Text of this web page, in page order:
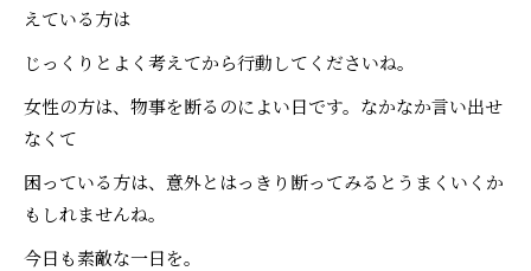
えている方は
じっくりとよく考えてから行動してくださいね。
女性の方は、物事を断るのによい日です。なかなか言い出せ
なくて
困っている方は、意外とはっきり断ってみるとうまくいくか
もしれませんね。
今日も素敵な一日を。